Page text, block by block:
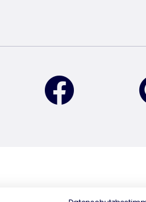
vind ons op Instagramvind ons op